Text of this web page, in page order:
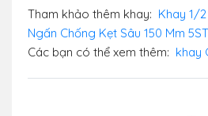
Tham khảo thêm khay: Khay 1/
Ngấn Chống Kẹt Sâu 150 Mm
Các bạn có thể xem thêm: khay